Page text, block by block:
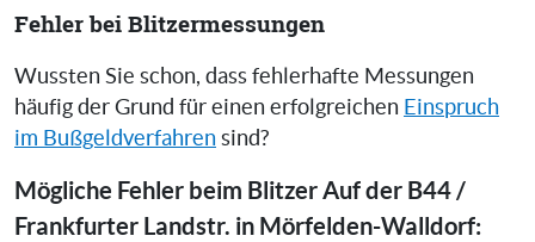
Fehler bei Blitzermessungen
Wussten Sie schon, dass fehlerhafte Messungen
häufig der Grund für einen erfolgreichen Einspruch
im Bußgeldverfahren sind?
Mögliche Fehler beim Blitzer Auf der B44 /
Frankfurter Landstr. in Mörfelden-Walldorf: